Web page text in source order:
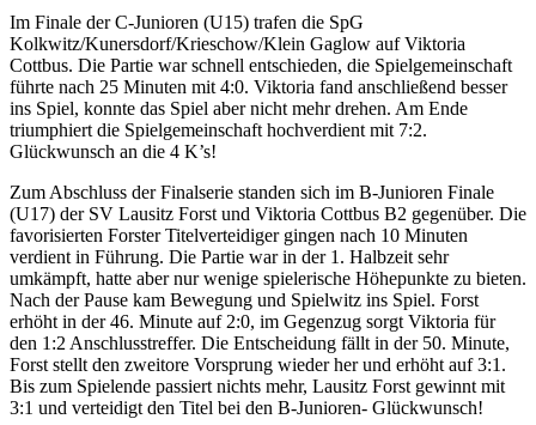
Im Finale der C-Junioren (U15) trafen die SpG
Kolkwitz/Kunersdorf/Krieschow/Klein Gaglow auf Viktoria
Cottbus. Die Partie war schnell entschieden, die Spielgemeinschaft
führte nach 25 Minuten mit 4:0. Viktoria fand anschließend besser
ins Spiel, konnte das Spiel aber nicht mehr drehen. Am Ende
triumphiert die Spielgemeinschaft hochverdient mit 7:2.
Glückwunsch an die 4 K’s!
Zum Abschluss der Finalserie standen sich im B-Junioren Finale
(U17) der SV Lausitz Forst und Viktoria Cottbus B2 gegenüber. Die
favorisierten Forster Titelverteidiger gingen nach 10 Minuten
verdient in Führung. Die Partie war in der 1. Halbzeit sehr
umkämpft, hatte aber nur wenige spielerische Höhepunkte zu bieten.
Nach der Pause kam Bewegung und Spielwitz ins Spiel. Forst
erhöht in der 46. Minute auf 2:0, im Gegenzug sorgt Viktoria für
den 1:2 Anschlusstreffer. Die Entscheidung fällt in der 50. Minute,
Forst stellt den zweitore Vorsprung wieder her und erhöht auf 3:1.
Bis zum Spielende passiert nichts mehr, Lausitz Forst gewinnt mit
3:1 und verteidigt den Titel bei den B-Junioren- Glückwunsch!